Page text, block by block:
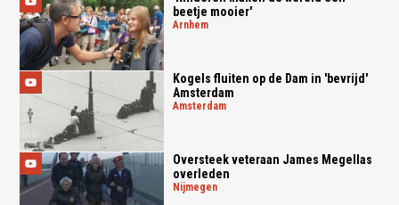
beetje mooier'
arnhem
Kogels fluiten op de Dam in 'bevrijd'
Amsterdam
amsterdam
Oversteek veteraan James Megellas
overleden
nijmegen